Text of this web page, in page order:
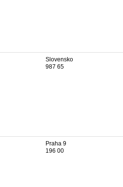
Slovensko
987 65
Praha 9
196 00